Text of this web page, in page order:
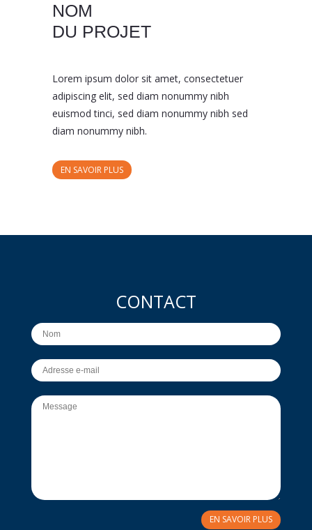
NOM
DU PROJET
Lorem ipsum dolor sit amet, consectetuer
adipiscing elit, sed diam nonummy nibh
euismod tinci, sed diam nonummy nibh sed
diam nonummy nibh.
EN SAVOIR PLUS
CONTACT
EN SAVOIR PLUS